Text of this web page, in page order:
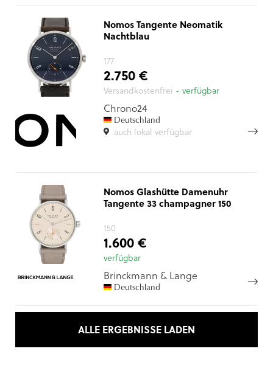
Nomos Tangente Neomatik
Nachtblau
177
2.750 €
Versandkostenfrei - verfügbar
Chrono24
Deutschland
auch lokal verfügbar
Nomos Glashütte Damenuhr
Tangente 33 champagner 150
150
1.600 €
verfügbar
Brinckmann & Lange
Deutschland
ALLE ERGEBNISSE LADEN